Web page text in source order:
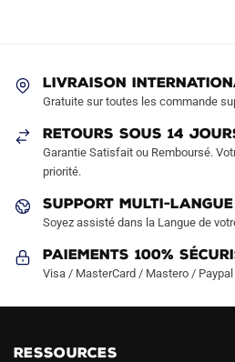
choisies
la
page
produit
LIVRAISON
Gratuite sur toutes les commande
RETOURS SOUS 14
Garantie Satisfait ou Remboursé.
priorité.
SUPPORT MULTI-LANGUE
Soyez assisté dans la Langue de
Paiements 100%
Visa / MasterCard / Mastero / Paypal
RESSOURCES